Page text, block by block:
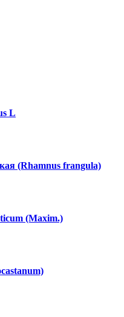
L
(Rhamnus frangula)
(Maxim.)